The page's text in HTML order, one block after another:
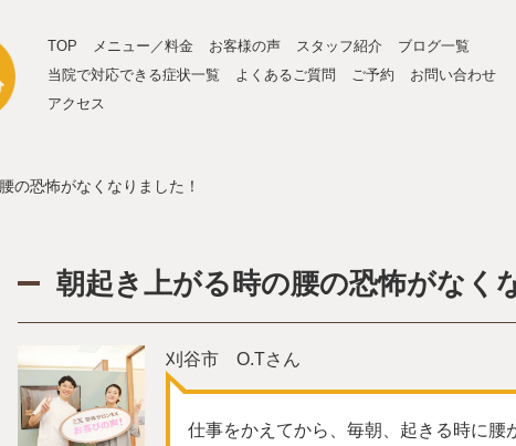
TOP メニュー／料金 お客様の声 スタッフ紹介
ブログ一覧
当院で対応できる症状一覧
よくあるご質問 ご予約
お問い合わせ
アクセス
の恐怖がなくなりました！
朝起き上がる時の腰の恐怖がなく
刈谷市 O.Tさん
仕事をかえてから、毎朝、起きる時に腰